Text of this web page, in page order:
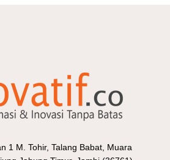
1 M. Tohir, Talang Babat, Muara